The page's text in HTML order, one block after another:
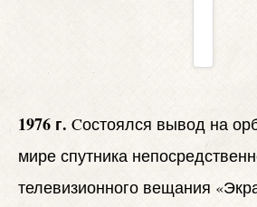
1976 г. Cостоялся вывод на
мире спутника
телевизионного вещания